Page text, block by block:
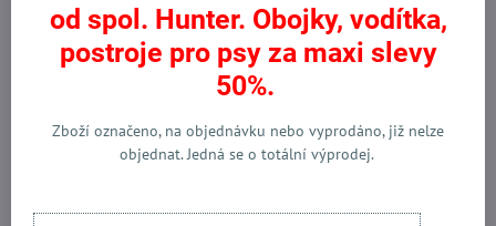
Náhradní spojovací pás do
auta
279 Kč
od spol. Hunter. Obojky, vodítka,
postroje pro psy za maxi slevy
50%.
Zboží označeno, na objednávku nebo vyprodáno, již nelze
objednat. Jedná se o totální výprodej.